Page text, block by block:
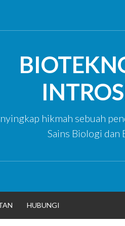
hikmah sebuah
Sains Biologi dan
HUBUNGI